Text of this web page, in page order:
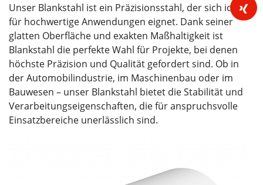
Unser Blankstahl ist ein Präzisionsstahl, der sich ideal
für hochwertige Anwendungen eignet. Dank seiner
glatten Oberfläche und exakten Maßhaltigkeit ist
Blankstahl die perfekte Wahl für Projekte, bei denen
höchste Präzision und Qualität gefordert sind. Ob in
der Automobilindustrie, im Maschinenbau oder im
Bauwesen – unser Blankstahl bietet die Stabilität und
Verarbeitungseigenschaften, die für anspruchsvolle
Einsatzbereiche unerlässlich sind.